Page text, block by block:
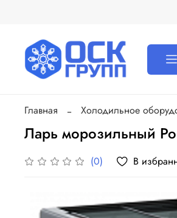
Главная Холодильное
Ларь морозильный
(0) В